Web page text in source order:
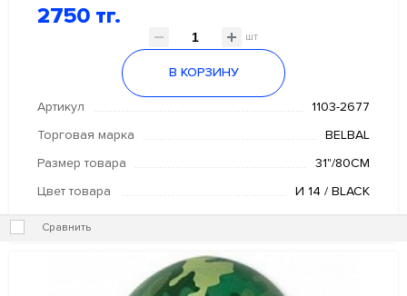
2750 тг.
шт
В КОРЗИНУ
Артикул 1103-2677
Торговая марка BELBAL
Размер товара 31"/80СМ
Цвет товара И 14 / BLACK
Сравнить